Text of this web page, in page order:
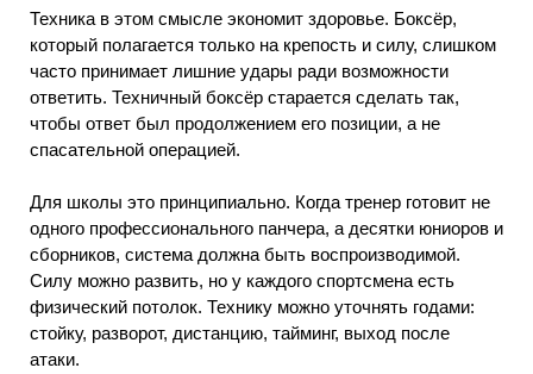
Техника в этом смысле экономит здоровье. Боксёр,
который полагается только на крепость и силу, слишком
часто принимает лишние удары ради возможности
ответить. Техничный боксёр старается сделать так,
чтобы ответ был продолжением его позиции, а не
спасательной операцией.
Для школы это принципиально. Когда тренер готовит не
одного профессионального панчера, а десятки юниоров и
сборников, система должна быть воспроизводимой.
Силу можно развить, но у каждого спортсмена есть
физический потолок. Технику можно уточнять годами:
стойку, разворот, дистанцию, тайминг, выход после
атаки.